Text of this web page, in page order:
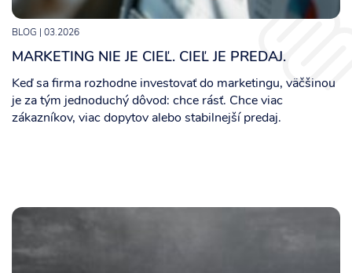
BLOG | 03.2026
MARKETING NIE JE CIEĽ. CIEĽ JE PREDAJ.
Keď sa firma rozhodne investovať do marketingu, väčšinou
je za tým jednoduchý dôvod: chce rásť. Chce viac
zákazníkov, viac dopytov alebo stabilnejší predaj.